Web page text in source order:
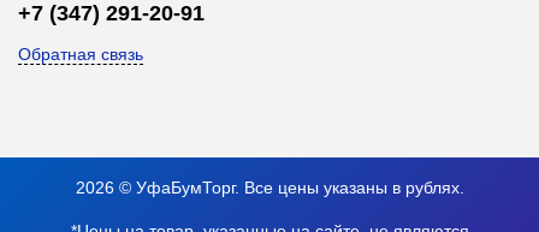
+7 (347) 291-20-91
Обратная связь
2026 © УфаБумТорг. Все цены указаны в рублях.